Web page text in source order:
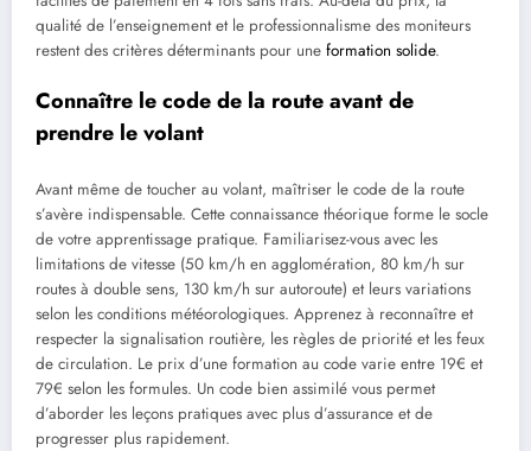
qualité de l’enseignement et le professionnalisme des moniteurs
restent des critères déterminants pour une formation solide.
Connaître le code de la route avant de
prendre le volant
Avant même de toucher au volant, maîtriser le code de la route
s’avère indispensable. Cette connaissance théorique forme le socle
de votre apprentissage pratique. Familiarisez-vous avec les
limitations de vitesse (50 km/h en agglomération, 80 km/h sur
routes à double sens, 130 km/h sur autoroute) et leurs variations
selon les conditions météorologiques. Apprenez à reconnaître et
respecter la signalisation routière, les règles de priorité et les feux
de circulation. Le prix d’une formation au code varie entre 19€ et
79€ selon les formules. Un code bien assimilé vous permet
d’aborder les leçons pratiques avec plus d’assurance et de
progresser plus rapidement.